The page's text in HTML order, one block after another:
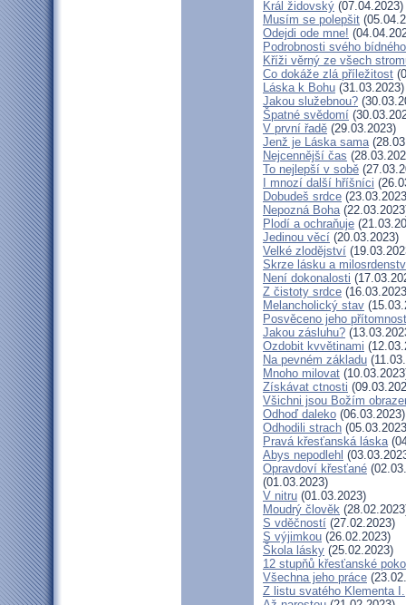
Král židovský (07.04.2023)
Musím se polepšit
Odejdi ode mne!
Podrobnosti svého
Kříži věrný ze všech
Co dokáže zlá příležitost
Láska k Bohu (31.03.2023)
Jakou služebnou?
Špatné svědomí
V první řadě (29.03.2023)
Jenž je Láska sama
Nejcennější čas
To nejlepší v sobě
I mnozí další hříšníci
Dobudeš srdce
Nepozná Boha
Plodí a ochraňuje
Jedinou věcí (20.03.2023)
Velké zlodějství
Skrze lásku a
Není dokonalosti
Z čistoty srdce
Melancholický stav
Posvěceno jeho
Jakou zásluhu?
Ozdobit kvvětinami
Na pevném základu
Mnoho milovat
Získávat ctnosti
Všichni jsou Božím
Odhoď daleko (06.03.2023)
Odhodili strach
Pravá křesťanská láska
Abys nepodlehl
Opravdoví křesťané
(01.03.2023)
V nitru (01.03.2023)
Moudrý člověk
S vděčností (27.02.2023)
S výjimkou (26.02.2023)
Škola lásky (25.02.2023)
12 stupňů křesťanské
Všechna jeho práce
Z listu svatého Klementa I.